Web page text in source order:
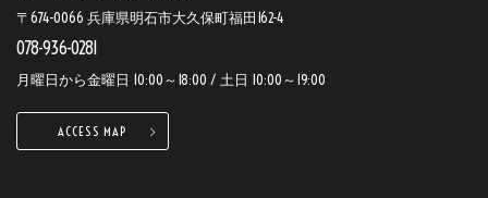
〒674-0066 兵庫県明石市大久保町福田162-4
078-936-0281
月曜日から金曜日 10:00～18:00 / 土日 10:00～19:00
ACCESS MAP